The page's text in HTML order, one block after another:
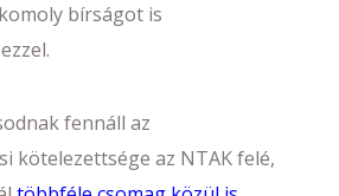
bírságot is
fennáll az
kötelezettsége az NTAK felé,